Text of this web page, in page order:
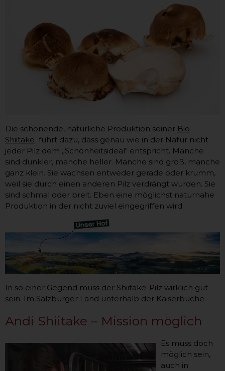
Die schonende, natürliche Produktion seiner Bio
Shiitake führt dazu, dass genau wie in der Natur nicht
jeder Pilz dem „Schönheitsideal“ entspricht. Manche
sind dunkler, manche heller. Manche sind groß, manche
ganz klein. Sie wachsen entweder gerade oder krumm,
weil sie durch einen anderen Pilz verdrängt wurden. Sie
sind schmal oder breit. Eben eine möglichst naturnahe
Produktion in der nicht zuviel eingegriffen wird.
In so einer Gegend muss der Shiitake-Pilz wirklich gut
sein. Im Salzburger Land unterhalb der Kaiserbuche.
Andi Shiitake – Mission möglich
Es muss doch
möglich sein,
auch in